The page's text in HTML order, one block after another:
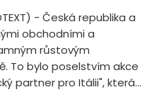
- Česká republika a
obchodními a
růstovým
To bylo poselstvím akce
partner pro Itálii", která...